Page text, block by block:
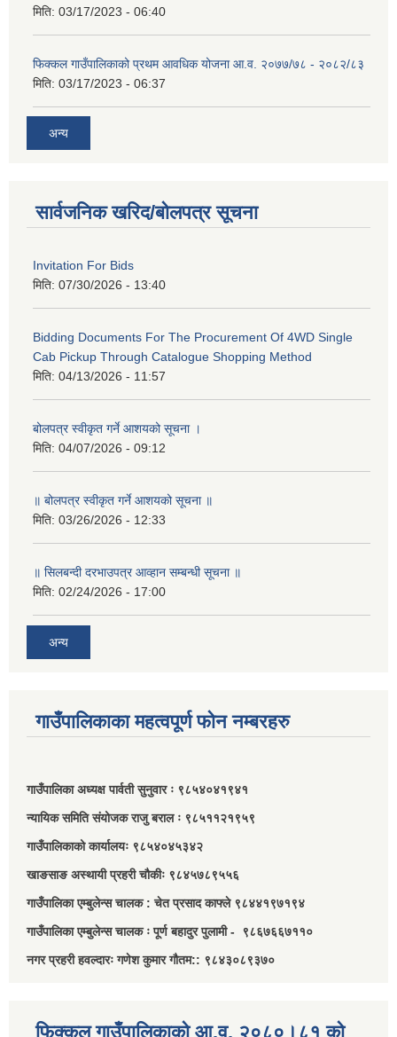
मिति: 03/17/2023 - 06:40
फिक्कल गाउँपालिकाको प्रथम आवधिक योजना आ.व. २०७७/७८ - २०८२/८३
मिति: 03/17/2023 - 06:37
अन्य
सार्वजनिक खरिद/बोलपत्र सूचना
Invitation For Bids
मिति: 07/30/2026 - 13:40
Bidding Documents For The Procurement Of 4WD Single
Cab Pickup Through Catalogue Shopping Method
मिति: 04/13/2026 - 11:57
बोलपत्र स्वीकृत गर्ने आशयको सूचना ।
मिति: 04/07/2026 - 09:12
॥ बोलपत्र स्वीकृत गर्ने आशयको सूचना ॥
मिति: 03/26/2026 - 12:33
॥ सिलबन्दी दरभाउपत्र आव्हान सम्बन्धी सूचना ॥
मिति: 02/24/2026 - 17:00
अन्य
गाउँपालिकाका महत्वपूर्ण फोन नम्बरहरु
गाउँपालिका अध्यक्ष पार्वती सुनुवार ः ९८५४०४१९४१
न्यायिक समिति संयोजक राजु बराल ः ९८५११२१९५९
गाउँपालिकाको कार्यालयः ९८५४०४५३४२
खाङसाङ अस्थायी प्रहरी चौकीः ९८४५७८९५५६
गाउँपालिका एम्बुलेन्स चालक : चेत प्रसाद काफ्ले ९८४४१९७१९४
गाउँपालिका एम्बुलेन्स चालक ः पूर्ण बहादुर पुलामी - ९८६७६६७११०
नगर प्रहरी हवल्दारः गणेश कुमार गौतम:: ९८४३०८९३७०
फिक्कल गाउँपालिकाको आ.व. २०८०।८१ को